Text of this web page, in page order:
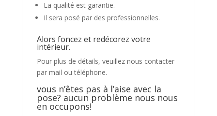
La qualité est garantie.
Il sera posé par des professionnelles.
Alors foncez et redécorez votre
intérieur.
Pour plus de détails, veuillez nous contacter
par mail ou téléphone.
vous n’êtes pas à l’aise avec la
pose? aucun problème nous nous
en occupons!